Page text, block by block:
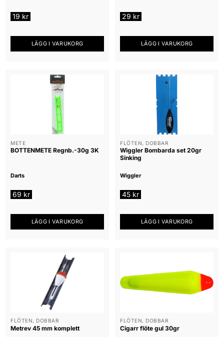
19 kr
LÄGG I VARUKORG
29 kr
LÄGG I VARUKORG
METE
BOTTENMETE Regnb.-30g 3K
Darts
69 kr
LÄGG I VARUKORG
FLÖTEN, DOBBAR
Wiggler Bombarda set 20gr
Sinking
Wiggler
45 kr
LÄGG I VARUKORG
FLÖTEN, DOBBAR
Metrev 45 mm komplett
FLÖTEN, DOBBAR
Cigarr flöte gul 30gr